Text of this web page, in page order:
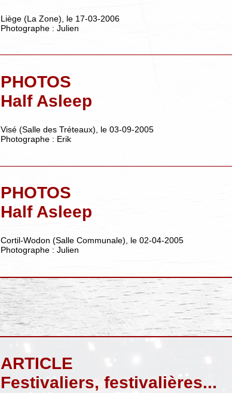
Liège (La Zone), le 17-03-2006
Photographe : Julien
PHOTOS
Half Asleep
Visé (Salle des Tréteaux), le 03-09-2005
Photographe : Erik
PHOTOS
Half Asleep
Cortil-Wodon (Salle Communale), le 02-04-2005
Photographe : Julien
ARTICLE
Festivaliers, festivalières...